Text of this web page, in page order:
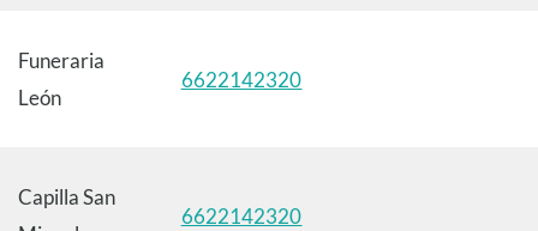
Funeraria
León
6622142320
Capilla San
6622142320